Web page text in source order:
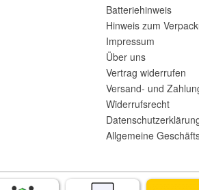
Batteriehinweis
Hinweis zum
Impressum
Über uns
Vertrag widerrufen
Versand- und
Widerrufsrecht
Allgemeine